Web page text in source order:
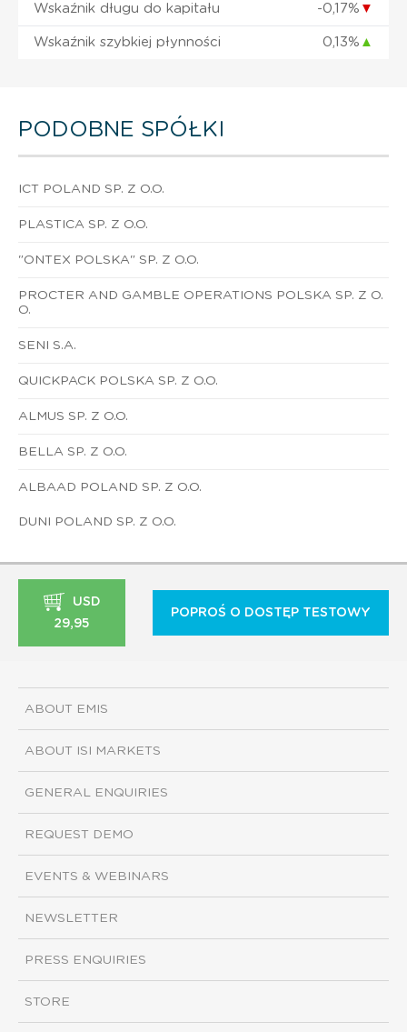
Wskaźnik długu do kapitału -0,17% ▼
Wskaźnik szybkiej płynności 0,13% ▲
PODOBNE SPÓŁKI
ICT POLAND SP. Z O.O.
PLASTICA SP. Z O.O.
"ONTEX POLSKA" SP. Z O.O.
PROCTER AND GAMBLE OPERATIONS POLSKA SP. Z O.
O.
SENI S.A.
QUICKPACK POLSKA SP. Z O.O.
ALMUS SP. Z O.O.
BELLA SP. Z O.O.
ALBAAD POLAND SP. Z O.O.
DUNI POLAND SP. Z O.O.
USD
29,95
POPROŚ O DOSTĘP TESTOWY
ABOUT EMIS
ABOUT ISI MARKETS
GENERAL ENQUIRIES
REQUEST DEMO
EVENTS & WEBINARS
NEWSLETTER
PRESS ENQUIRIES
STORE